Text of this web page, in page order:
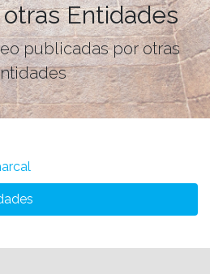
Entidades
publicadas por otras